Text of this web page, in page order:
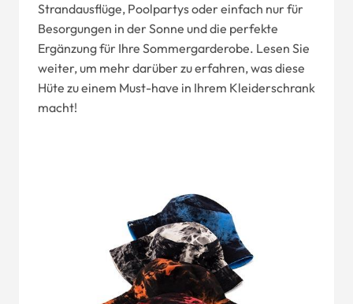
Strandausflüge, Poolpartys oder einfach nur für
Besorgungen in der Sonne und die perfekte
Ergänzung für Ihre Sommergarderobe. Lesen Sie
weiter, um mehr darüber zu erfahren, was diese
Hüte zu einem Must-have in Ihrem Kleiderschrank
macht!